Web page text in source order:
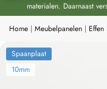
materialen. Daarnaast
Home | Meubelpanelen | Effen
Spaanplaat
10mm